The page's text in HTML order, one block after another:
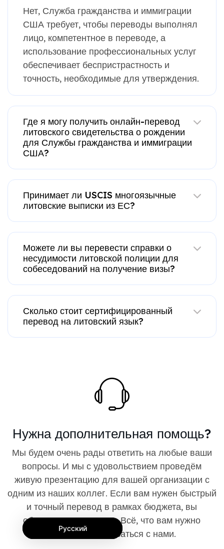
Нет, Служба гражданства и иммиграции
США требует, чтобы переводы выполнял
лицо, компетентное в переводе, а
использование профессиональных услуг
обеспечивает беспристрастность и
точность, необходимые для утверждения.
Где я могу получить онлайн-перевод
литовского свидетельства о рождении
для Службы гражданства и иммиграции
США?
Принимает ли USCIS многоязычные
литовские выписки из ЕС?
Можете ли вы перевести справки о
несудимости литовской полиции для
собеседований на получение визы?
Сколько стоит сертифицированный
перевод на литовский язык?
Нужна дополнительная помощь?
Мы будем очень рады ответить на любые ваши
вопросы. И мы с удовольствием проведём
живую презентацию для вашей организации с
одним из наших коллег. Если вам нужен быстрый
и точный перевод в рамках бюджета, вы
обратились по адресу. Всё, что вам нужно
сделать, это связаться с нами.
Русский